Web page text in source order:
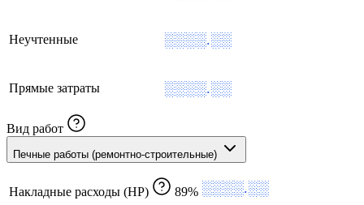
Неучтенные ░░░░.░░
Прямые затраты ░░░░.░░
Вид работ
Печные работы (ремонтно-строительные)
Накладные расходы (НР) 89% ░░░░.░░